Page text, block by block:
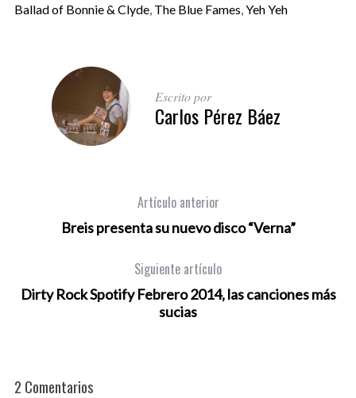
Ballad of Bonnie & Clyde, The Blue Fames Yeh Yeh
Escrito por
Carlos Pérez Báez
Artículo anterior
Breis presenta su nuevo disco “Verna”
Siguiente artículo
Dirty Rock Spotify Febrero 2014, las canciones más
sucias
2 Comentarios